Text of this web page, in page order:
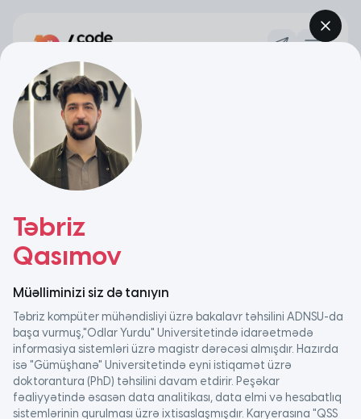
140 saat tədris
Data Analitika
Karyerasına yeni başlayanlar üçün
bilik və bacarıqlarla təchiz etmək üçün nəzərdə tutulmuş
innovativ, təcrübə yönümlü proqramdır.
Təbriz
Qasımov
Müəlliminizi siz də tanıyın
Təbriz kompüter mühəndisliyi üzrə bakalavr təhsilini ADNSU-da
başa vurmuş,"Odlar Yurdu" Universitetində idarəetmədə
informasiya sistemləri üzrə magistr dərəcəsi almışdır. Hazırda
isə "Gümüşhanə" Universitetində eyni istiqamət üzrə
doktorantura (PhD) təhsilini davam etdirir. Peşəkar
fəaliyyətində əsasən data analitikası, data elmi və hesabatlıq
sistemlərinin qurulması üzrə ixtisaslaşmışdır. Karyerasına "QSS